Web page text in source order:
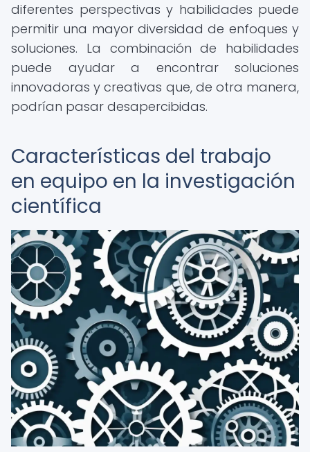
diferentes perspectivas y habilidades puede
permitir una mayor diversidad de enfoques y
soluciones. La combinación de habilidades
puede ayudar a encontrar soluciones
innovadoras y creativas que, de otra manera,
podrían pasar desapercibidas.
Características del trabajo
en equipo en la investigación
científica